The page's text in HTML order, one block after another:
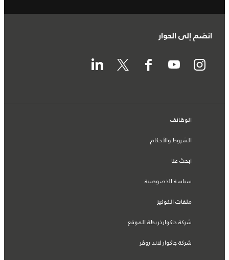
انضم إلى الحوار
الوظائف
الشروط والأحكام
ابحث عنا
سياسة الخصوصية
ملفات الكوكيز
شركة جاكوارخريطة الموقع
شركة جاكوار لاند روڤر